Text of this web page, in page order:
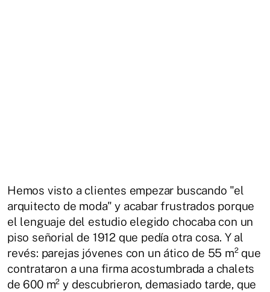
Hemos visto a clientes empezar buscando "el
arquitecto de moda" y acabar frustrados porque
el lenguaje del estudio elegido chocaba con un
piso señorial de 1912 que pedía otra cosa. Y al
revés: parejas jóvenes con un ático de 55 m² que
contrataron a una firma acostumbrada a chalets
de 600 m² y descubrieron, demasiado tarde, que